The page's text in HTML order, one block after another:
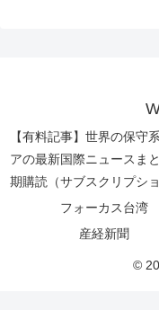
【有料記事】世界の保守
アの最新国際ニュースま
期購読（サブスクリプショ
フォーカス台湾
産経新聞
©